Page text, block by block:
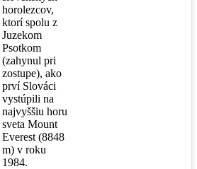
horolezcov,
ktorí spolu z
Juzekom
Psotkom
(zahynul pri
zostupe), ako
prví Slováci
vystúpili na
najvyššiu horu
sveta Mount
Everest (8848
m) v roku
1984.